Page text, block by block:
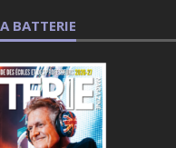
BATTERIE